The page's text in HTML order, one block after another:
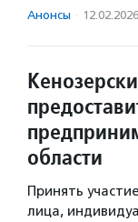
Анонсы · 12.02.2026
области
Принять
лица,